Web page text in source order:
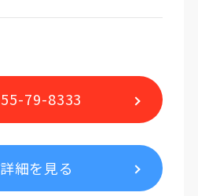
79-8333
細を見る